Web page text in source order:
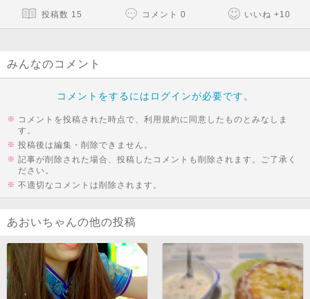
投稿数 15 コメント 0 いいね +10
みんなのコメント
コメントをするにはログインが必要です。
コメントを投稿された時点で、利用規約に同意したものとみなしま
す。
投稿後は編集・削除できません。
記事が削除された場合、投稿したコメントも削除されます。ご了承く
ださい。
不適切なコメントは削除されます。
あおいちゃんの他の投稿